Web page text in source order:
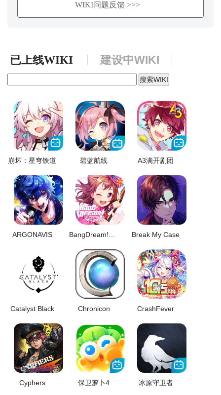
WIKI问题反馈 >>>
已上线WIKI 建设中WIKI
崩坏：星穹铁道 碧蓝航线 A3满开剧团
ARGONAVIS BangDream!少女乐团派对 Break My Case
Catalyst Black Chronicon CrashFever
Cyphers 保卫萝卜4 冰原守卫者